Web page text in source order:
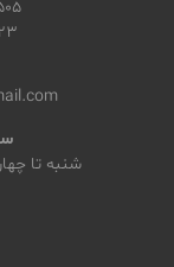
شنبه تا